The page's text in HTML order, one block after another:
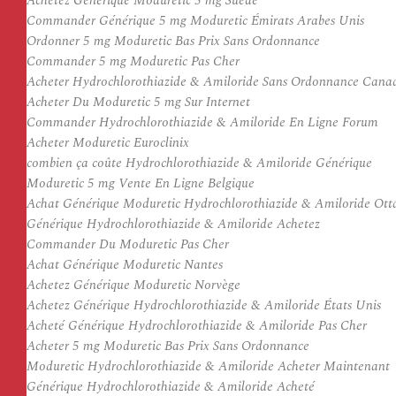
Commander Générique 5 mg Moduretic Émirats Arabes Unis
Ordonner 5 mg Moduretic Bas Prix Sans Ordonnance
Commander 5 mg Moduretic Pas Cher
Acheter Hydrochlorothiazide & Amiloride Sans Ordonnance
Acheter Du Moduretic 5 mg Sur Internet
Commander Hydrochlorothiazide & Amiloride En Ligne Forum
Acheter Moduretic Euroclinix
combien ça coûte Hydrochlorothiazide & Amiloride Générique
Moduretic 5 mg Vente En Ligne Belgique
Achat Générique Moduretic Hydrochlorothiazide & Amiloride
Générique Hydrochlorothiazide & Amiloride Achetez
Commander Du Moduretic Pas Cher
Achat Générique Moduretic Nantes
Achetez Générique Moduretic Norvège
Achetez Générique Hydrochlorothiazide & Amiloride États Unis
Acheté Générique Hydrochlorothiazide & Amiloride Pas Cher
Acheter 5 mg Moduretic Bas Prix Sans Ordonnance
Moduretic Hydrochlorothiazide & Amiloride Acheter Maintenant
Générique Hydrochlorothiazide & Amiloride Acheté